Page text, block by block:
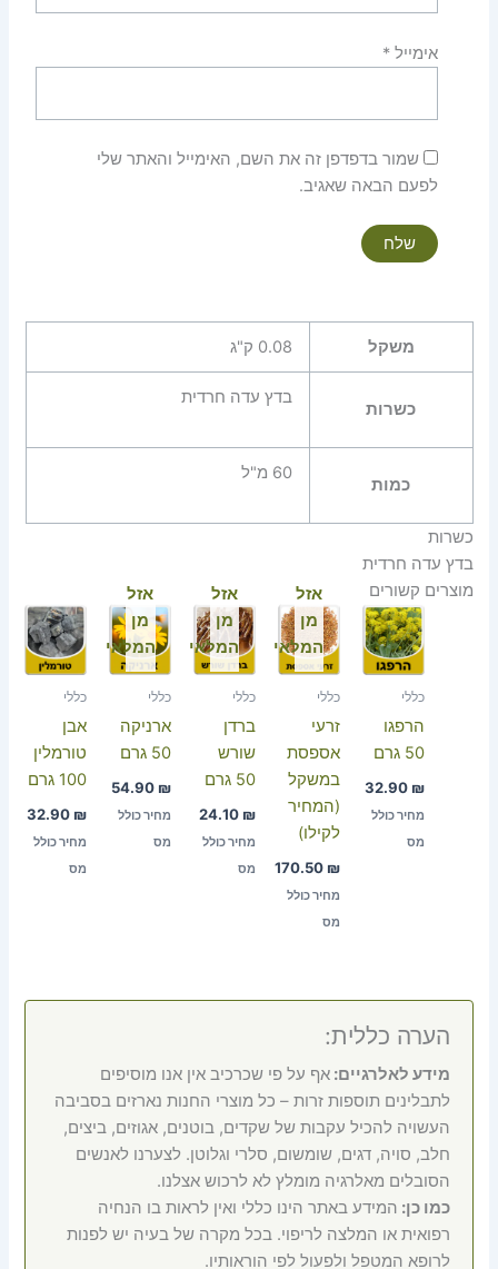
אימייל *
שמור בדפדפן זה את השם, האימייל והאתר שלי
לפעם הבאה שאגיב.
משקל 0.08 ק"ג
כשרות
בדץ עדה חרדית
כמות
60 מ"ל
כשרות
בדץ עדה חרדית
מוצרים קשורים
כללי
הרפגו
50 גרם
32.90 ₪
מחיר כולל
מס
אזל
מן
המלאי
כללי
זרעי
אספסת
במשקל
(המחיר
לקילו)
170.50 ₪
מחיר כולל
מס
אזל
מן
המלאי
כללי
ברדן
שורש
50 גרם
24.10 ₪
מחיר כולל
מס
אזל
מן
המלאי
כללי
ארניקה
50 גרם
54.90 ₪
מחיר כולל
מס
כללי
אבן
טורמלין
100 גרם
32.90 ₪
מחיר כולל
מס
הערה כללית:
מידע לאלרגיים:אף על פי שכרכיב אין אנו מוסיפים
לתבלינים תוספות זרות – כל מוצרי החנות נארזים בסביבה
העשויה להכיל עקבות של שקדים, בוטנים, אגוזים, ביצים,
חלב, סויה, דגים, שומשום, סלרי וגלוטן. לצערנו לאנשים
הסובלים מאלרגיה מומלץ לא לרכוש אצלנו.
כמו כן: המידע באתר הינו כללי ואין לראות בו הנחיה
רפואית או המלצה לריפוי. בכל מקרה של בעיה יש לפנות
לרופא המטפל ולפעול לפי הוראותיו.